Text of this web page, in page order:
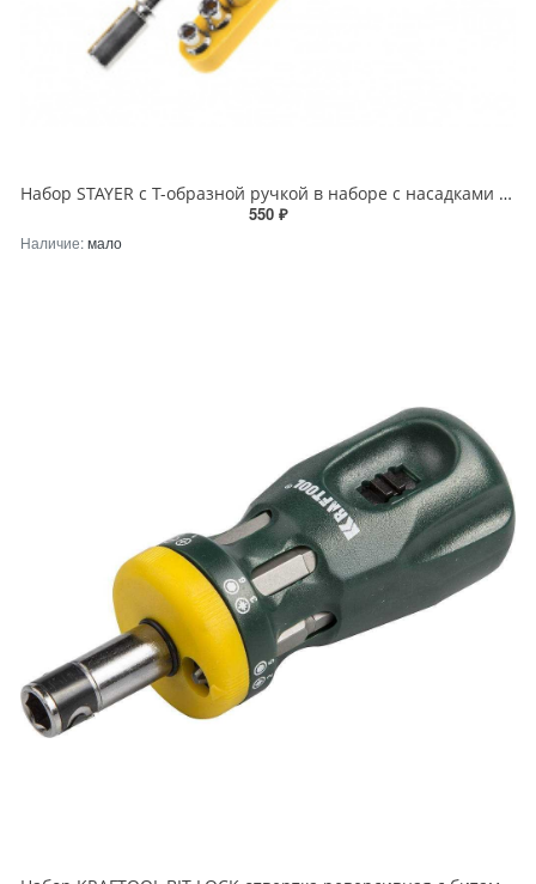
Набор STAYER с Т-образной ручкой в наборе с насадками 21 предмет
550 ₽
Наличие:мало